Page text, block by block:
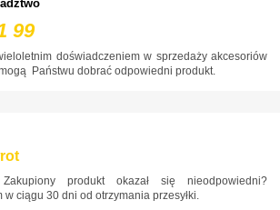
99
doświadczeniem w sprzedaży akcesoriów
Państwu dobrać odpowiedni produkt.
Zakupiony produkt okazał się nieodpowiedni?
w ciągu 30 dni od otrzymania przesyłki.